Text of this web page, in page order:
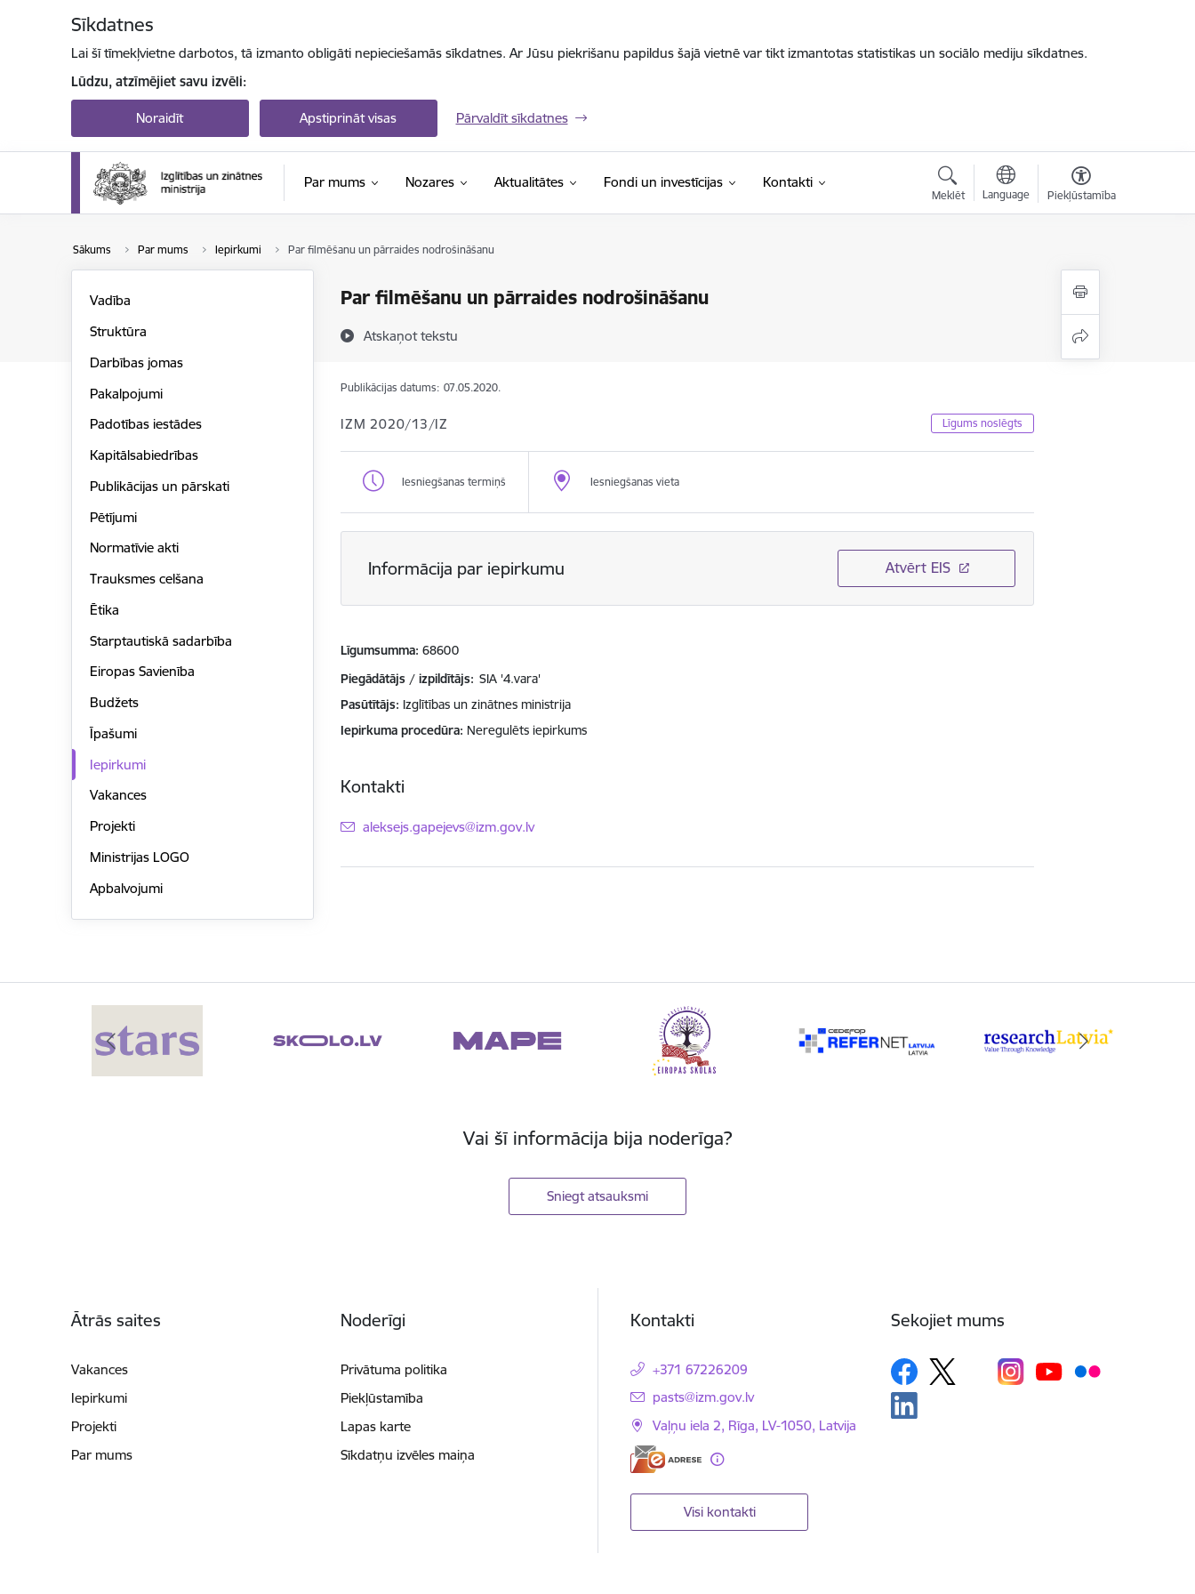
Sīkdatnes
Lai šī tīmekļvietne darbotos, tā izmanto obligāti nepieciešamās sīkdatnes. Ar Jūsu piekrišanu papildus šajā vietnē var tikt izmantotas statistikas un sociālo mediju sīkdatnes.
Lūdzu, atzīmējiet savu izvēli:
Noraidīt Apstiprināt visas Pārvaldīt sīkdatnes
Par mums Nozares Aktualitātes Fondi un investīcijas Kontakti
Meklēt Language Piekļūstamība
Sākums Par mums Iepirkumi Par filmēšanu un pārraides nodrošināšanu
Par filmēšanu un pārraides nodrošināšanu
Atskaņot tekstu
Vadība
Struktūra
Darbības jomas
Pakalpojumi
Padotības iestādes
Kapitālsabiedrības
Publikācijas un pārskati
Pētījumi
Normatīvie akti
Trauksmes celšana
Ētika
Starptautiskā sadarbība
Eiropas Savienība
Budžets
Īpašumi
Iepirkumi
Vakances
Projekti
Ministrijas LOGO
Apbalvojumi
Publikācijas datums: 07.05.2020.
IZM 2020/13/IZ Līgums noslēgts
Iesniegšanas termiņš Iesniegšanas vieta
Informācija par iepirkumu Atvērt EIS
Līgumsumma 68600
Piegādātājs / izpildītājs: SIA '4.vara'
Pasūtītājs Izglītības un zinātnes ministrija
Iepirkuma procedūra Neregulēts iepirkums
Kontakti
E-pasts:
aleksejs.gapejevs@izm.gov.lv
Vai šī informācija bija noderīga?
Sniegt atsauksmi
Ātrās saites
Vakances
Iepirkumi
Projekti
Par mums
Noderīgi
Privātuma politika
Piekļūstamība
Lapas karte
Sīkdatņu izvēles maiņa
Kontakti
+371 67226209
E-pasts:
pasts@izm.gov.lv
Vaļņu iela 2, Rīga, LV-1050, Latvija
Visi kontakti
Sekojiet mums